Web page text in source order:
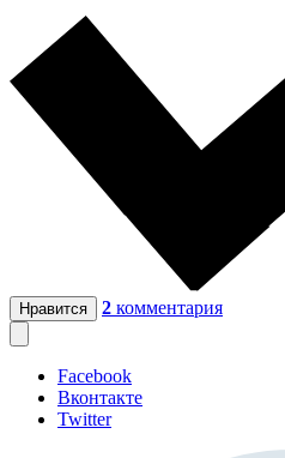
Нравится 2 комментария
Facebook
Вконтакте
Twitter